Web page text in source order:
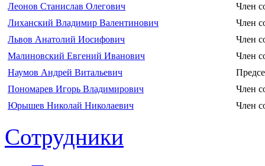
Леонов Станислав Олегович
Член
Лиханский Владимир Валентинович
Член
Львов Анатолий Иосифович
Член
Малиновский Евгений Иванович
Член
Наумов Андрей Витальевич
Пономарев Игорь Владимирович
Член
Юрышев Николай Николаевич
Член
Сотрудники